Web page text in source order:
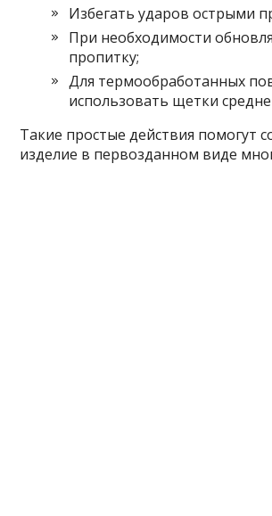
Избегать ударов острыми
При необходимости
пропитку;
Для термообработанных
использовать щетки
Такие простые действия помогут
изделие в первозданном виде